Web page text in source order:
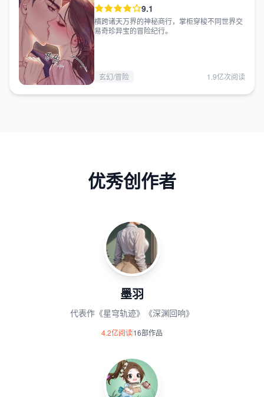
9.1
横跨诸天万界的神秘商行，掌柜穿梭不同世界交
易奇珍异宝的冒险纪行。
玄幻/冒险 1.9亿次阅读
优秀创作者
墨羽
代表作《星穹轨迹》《深渊回响》
4.2亿阅读16部作品